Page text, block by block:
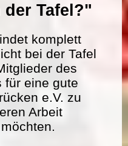
Tafel?"
komplett
bei der Tafel
des
für eine gute
e.V. zu
Arbeit